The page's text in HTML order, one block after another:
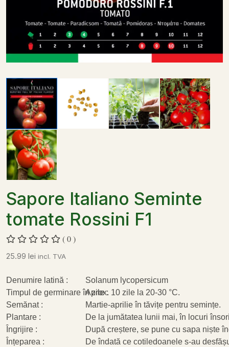
Sapore Italiano Seminte
tomate Rossini F1
( 0 )
25.99 lei incl. TVA
Denumire latină :
Solanum lycopersicum
Timpul de germinare în zile :Aprox. 10 zile la 20-30 °C.
Semănat :
Martie-aprilie în tăvițe pentru semințe.
Plantare :
De la jumătatea lunii mai, în locuri
Îngrijire :
După creștere, se pune cu sapa niște
Înțeparea :
De îndată ce cotiledoanele s-au